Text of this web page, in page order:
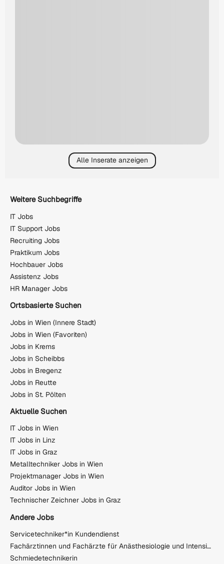
Alle Inserate anzeigen
Weitere Suchbegriffe
IT Jobs
IT Support Jobs
Recruiting Jobs
Praktikum Jobs
Hochbauer Jobs
Assistenz Jobs
HR Manager Jobs
Ortsbasierte Suchen
Jobs in Wien (Innere Stadt)
Jobs in Wien (Favoriten)
Jobs in Krems
Jobs in Scheibbs
Jobs in Bregenz
Jobs in Reutte
Jobs in St. Pölten
Aktuelle Suchen
IT Jobs in Wien
IT Jobs in Linz
IT Jobs in Graz
Metalltechniker Jobs in Wien
Projektmanager Jobs in Wien
Auditor Jobs in Wien
Technischer Zeichner Jobs in Graz
Andere Jobs
Servicetechniker*in Kundendienst
Fachärztinnen und Fachärzte für Anästhesiologie und Intensivmedizin
Schmiedetechnikerin